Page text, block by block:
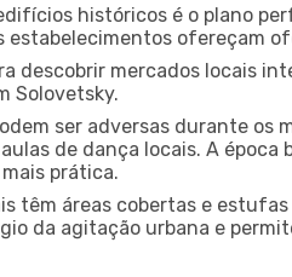
históricos é o plano
estabelecimentos ofereçam
descobrir mercados locais
Solovetsky.
ser adversas durante os
de dança locais. A época
prática.
têm áreas cobertas e
da agitação urbana e